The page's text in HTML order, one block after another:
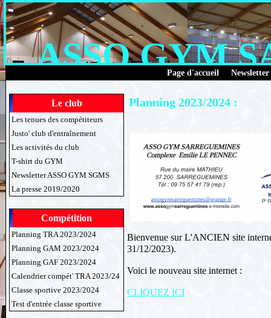
ASSO GYM
Page d'accueil Newsletter
Le club
Les tenues des compétiteurs
Justo' club d'entraînement
Les activités du club
T-shirt du GYM
Newsletter ASSO GYM SGMS
La presse 2019/2020
Compétition
Planning TRA 2023/2024
Planning GAM 2023/2024
Planning GAF 2023/2024
Calendrier compét' TRA 2023/24
Classe sportive 2023/2024
Test d'entrée classe sportive
Planning 2023/2024 :
Bienvenue sur L'ANCIEN site
31/12/2023).
Voici le nouveau site internet :
CLIQUEZ ICI